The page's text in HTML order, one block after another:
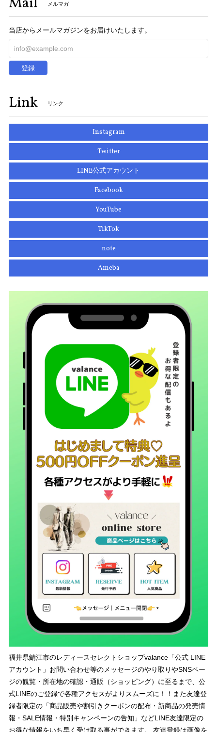
メルマガ
当店からメールマガジンをお届けいたします。
登録
Link リンク
Instagram
Twitter
LINE公式アカウント
Facebook
YouTube
TikTok
note
Ameba
福井県鯖江市のレディースセレクトショップvalance「公式 LINE
アカウント」お問い合わせ等のメッセージのやり取りやSNSペー
ジの観覧・所在地の確認・通販（ショッピング）に至るまで、公
式LINEのご登録で各種アクセスがよりスムーズに！！また友達登
録者限定の「商品販売や割引きクーポンの配布・新商品の発売情
報・SALE情報・特別キャンペーンの告知」などLINE友達限定の
お得な情報をいち早く受け取る事ができます。 友達登録は画像を